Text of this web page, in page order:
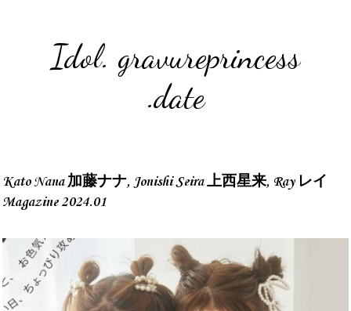
Idol. gravureprincess
.date
Kato Nana 加藤ナナ, Jonishi Seira 上西星来, Ray レイ
Magazine 2024.01